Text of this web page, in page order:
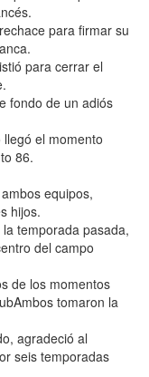
para firmar su
para cerrar el
fondo de un adiós
el momento
86.
equipos,
hijos.
temporada pasada,
del campo
de los momentos
tomaron la
agradeció al
seis temporadas